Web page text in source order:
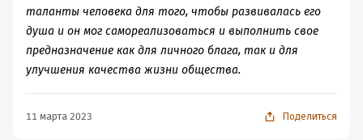
таланты человека для того, чтобы развивалась его
душа и он мог самореализоваться и выполнить свое
предназначение как для личного блага, так и для
улучшения качества жизни общества.
11 марта 2023 Поделиться